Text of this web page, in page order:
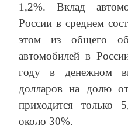
1,2%. Вклад
России в среднем
этом из общего
автомобилей в
году в денежном
долларов на долю
приходится только
около 30%.